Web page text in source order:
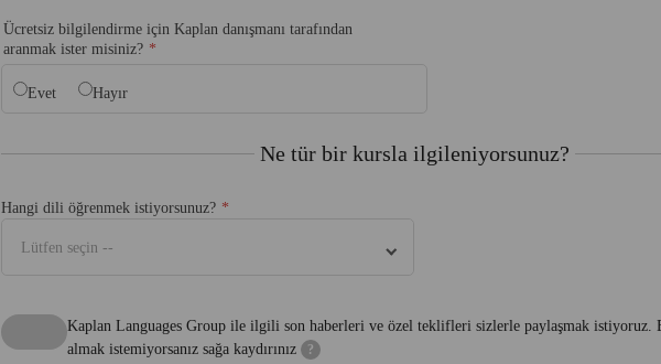
Ücretsiz bilgilendirme için Kaplan danışmanı tarafından
aranmak ister misiniz?
Evet Hayır
Ne tür bir kursla ilgileniyorsunuz?
Hangi dili öğrenmek istiyorsunuz?
Lütfen seçin --
Kaplan Languages Group ile ilgili son haberleri ve özel teklifleri sizlerle paylaşmak istiyoruz.
almak istemiyorsanız sağa kaydırınız
?